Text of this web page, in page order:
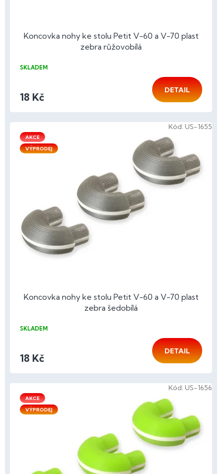
Koncovka nohy ke stolu Petit V-60 a V-70 plast
zebra růžovobílá
SKLADEM
18 Kč
DETAIL
AKCE
VÝPRODEJ
Koncovka nohy ke stolu Petit V-60 a V-70 plast
zebra šedobílá
SKLADEM
18 Kč
DETAIL
Kód: US-1655
AKCE
VÝPRODEJ
Kód: US-1656